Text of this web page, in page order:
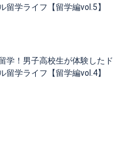
留学ライフ【留学編vol.5】
学！男子高校生が体験したド
留学ライフ【留学編vol.4】